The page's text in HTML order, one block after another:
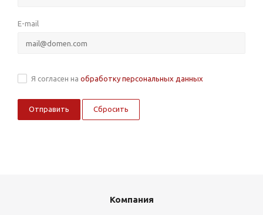
E-mail
Я согласен на обработку персональных данных
Сбросить
Компания